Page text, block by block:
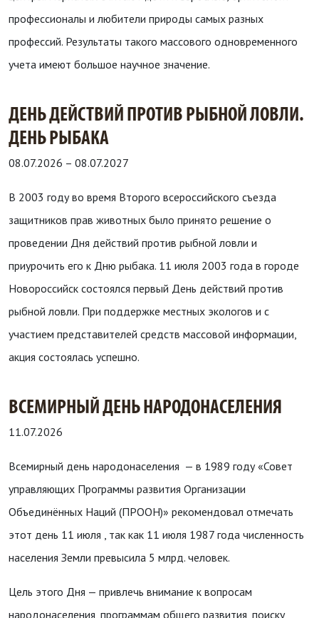
профессионалы и любители природы самых разных
профессий. Результаты такого массового одновременного
учета имеют большое научное значение.
ДЕНЬ ДЕЙСТВИЙ ПРОТИВ РЫБНОЙ ЛОВЛИ.
ДЕНЬ РЫБАКА
08.07.2026 – 08.07.2027
В 2003 году во время Второго всероссийского съезда
защитников прав животных было принято решение о
проведении Дня действий против рыбной ловли и
приурочить его к Дню рыбака. 11 июля 2003 года в городе
Новороссийск состоялся первый День действий против
рыбной ловли. При поддержке местных экологов и с
участием представителей средств массовой информации,
акция состоялась успешно.
ВСЕМИРНЫЙ ДЕНЬ НАРОДОНАСЕЛЕНИЯ
11.07.2026
Всемирный день народонаселения — в 1989 году «Совет
управляющих Программы развития Организации
Объединённых Наций (ПРООН)» рекомендовал отмечать
этот день 11 июля , так как 11 июля 1987 года численность
населения Земли превысила 5 млрд. человек.
Цель этого Дня — привлечь внимание к вопросам
народонаселения, программам общего развития, поиску